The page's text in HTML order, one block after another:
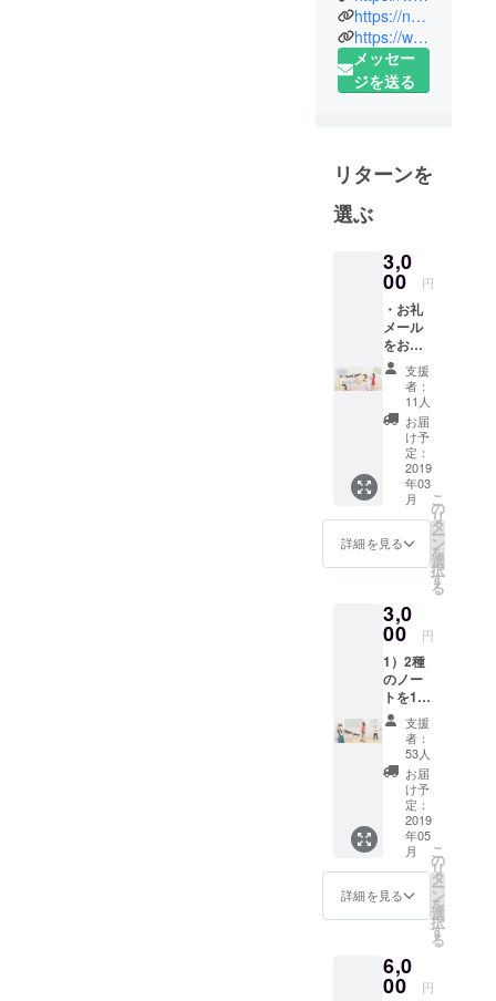
「クリエイ
ティブ教
育」で未来
を自分で創
業の楽しさ"
を学び、考
える力とア
力を育む ―
知識の価値
がなくな
り、技術や
スキルは数
年後には過
去のものと
なる時代。
これからの
未来に必要
不可欠で普
る力・アウ
を育むクリ
エイティブ
教育ラボ。
https://note.mu/wisekidslab
https://wisekidslab.thebase.in
メッセー
ジを送る
リターンを
選ぶ
3,0
00 円
・お礼
メール
をお送
りいた
しま
す。
支援
者：
11人
お届
け予
定：
2019
年03
月
詳細を見る
こ
の
リ
タ
ー
ン
を
選
択
す
る
3,0
00 円
1）2種
のノー
トを1冊
ずつお
送りい
たしま
す。
2）お礼
メール
をお送
りいた
しま
す。
支援
者：
53人
お届
け予
定：
2019
年05
月
詳細を見る
こ
の
リ
タ
ー
ン
を
選
択
す
る
6,0
00 円